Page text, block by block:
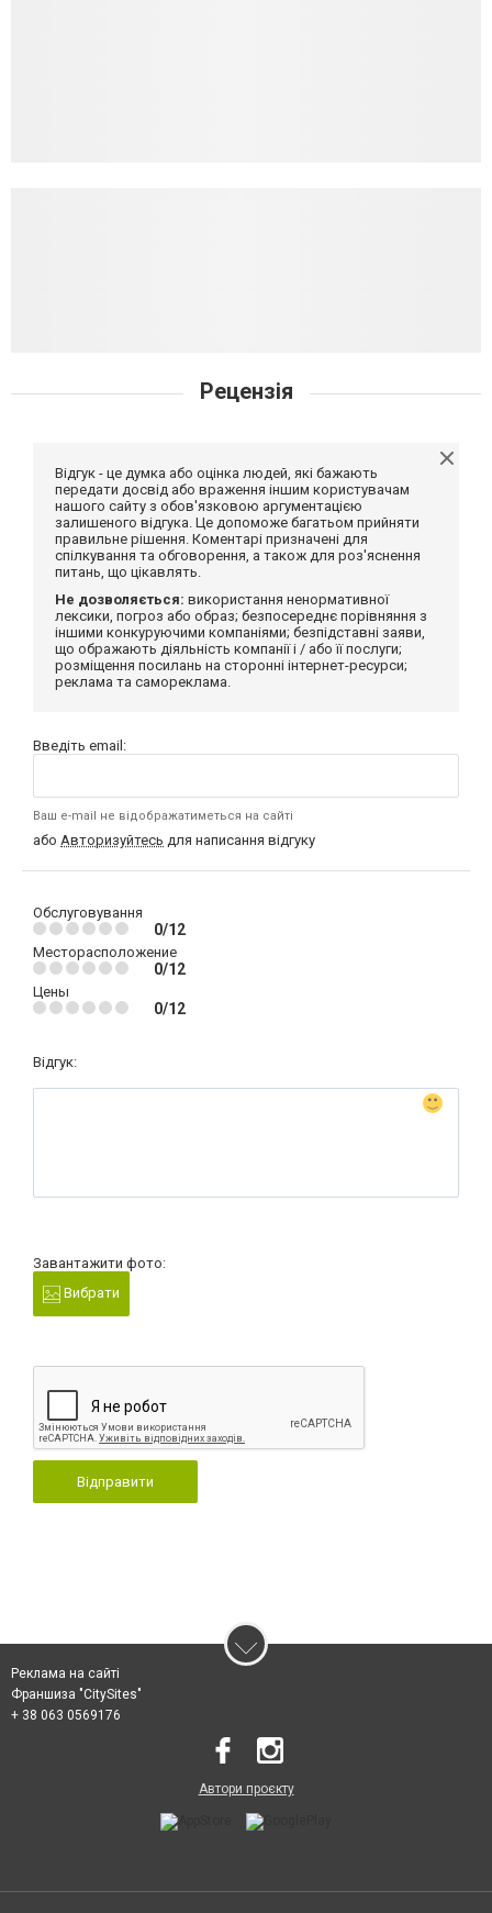
Рецензія
Відгук - це думка або оцінка людей, які бажають
передати досвід або враження іншим користувачам
нашого сайту з обов'язковою аргументацією
залишеного відгука. Це допоможе багатьом прийняти
правильне рішення. Коментарі призначені для
спілкування та обговорення, а також для роз'яснення
питань, що цікавлять.
Не дозволяється: використання ненормативної
лексики, погроз або образ; безпосереднє порівняння з
іншими конкуруючими компаніями; безпідставні заяви,
що ображають діяльність компанії і / або її послуги;
розміщення посилань на сторонні інтернет-ресурси;
реклама та самореклама.
Введіть email:
Ваш e-mail не відображатиметься на сайті
або Авторизуйтесь для написання відгуку
Обслуговування
0/12
Месторасположение
0/12
Цены
0/12
Відгук:
Завантажити фото:
Вибрати
Відправити
Реклама на сайті
Франшиза "CitySites"
+ 38 063 0569176
Автори проєкту